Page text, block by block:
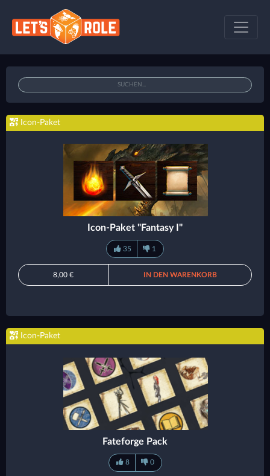
Icon-Paket
Icon-Paket "Fantasy I"
35 1
8,00 € IN DEN WARENKORB
Icon-Paket
Fateforge Pack
8 0